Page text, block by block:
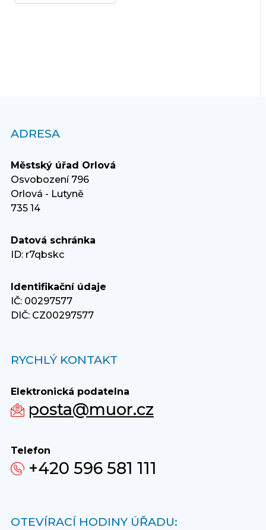
ADRESA
Městský úřad Orlová
Osvobození 796
Orlová - Lutyně
735 14
Datová schránka
ID: r7qbskc
Identifikační údaje
IČ: 00297577
DIČ: CZ00297577
RYCHLÝ KONTAKT
Elektronická podatelna
posta@muor.cz
Telefon
+420 596 581 111
OTEVÍRACÍ HODINY ÚŘADU: